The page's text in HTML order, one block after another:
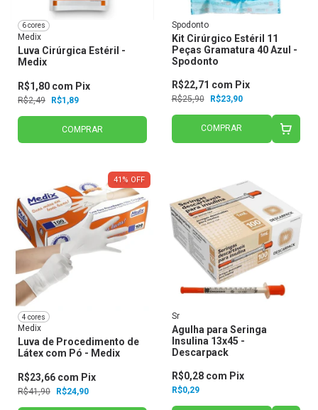
6 cores
Medix
Luva Cirúrgica Estéril -
Medix
R$2,49 R$1,89
R$1,80 com Pix
COMPRAR
Spodonto
Kit Cirúrgico Estéril 11
Peças Gramatura 40 Azul -
Spodonto
R$25,90 R$23,90
R$22,71 com Pix
COMPRAR
41 % OFF
4 cores
Medix
Luva de Procedimento de
Látex com Pó - Medix
R$41,90 R$24,90
R$23,66 com Pix
Sr
Agulha para Seringa
Insulina 13x45 -
Descarpack
R$0,29
R$0,28 com Pix